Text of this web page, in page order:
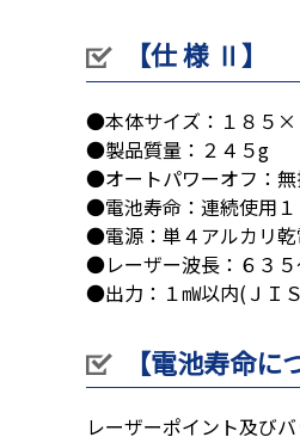
【仕 様 Ⅱ】
●本体サイズ：１８５
●製品質量：２４５g
●オートパワーオフ：
●電池寿命：連続使用１
●電源：単４アルカリ乾
●レーザー波長：６３
●出力：１㎽以内(ＪＩ
【電池寿命に
レーザーポイント及び